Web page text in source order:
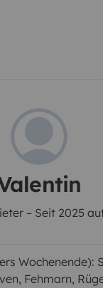
– Seit 2025
Wochenende):
Fehmarn,